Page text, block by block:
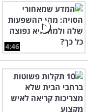
4:46